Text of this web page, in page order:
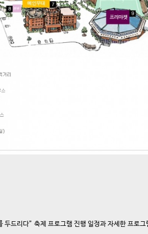
드리다” 축제 프로그램 진행 일정과 자세한 프로그